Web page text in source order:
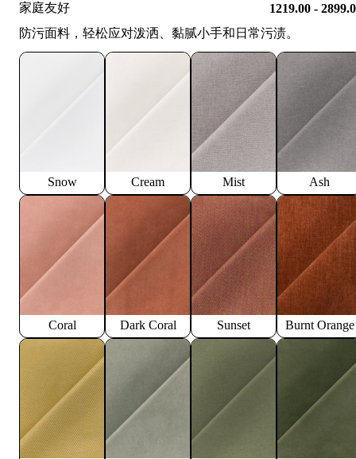
家庭友好
1219.00 -
防污面料，轻松应对泼洒、黏腻小手和日常污渍。
Snow Cream Mist Ash
Coral Dark Coral Sunset Burnt Orange